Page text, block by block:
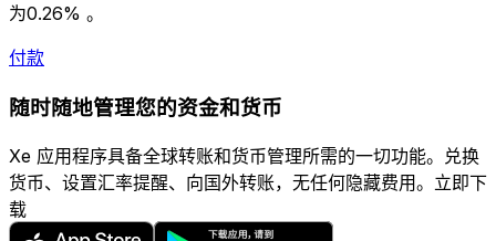
为0.26% 。
付款
随时随地管理您的资金和货币
Xe 应用程序具备全球转账和货币管理所需的一切功能。兑换
货币、设置汇率提醒、向国外转账，无任何隐藏费用。立即下
载